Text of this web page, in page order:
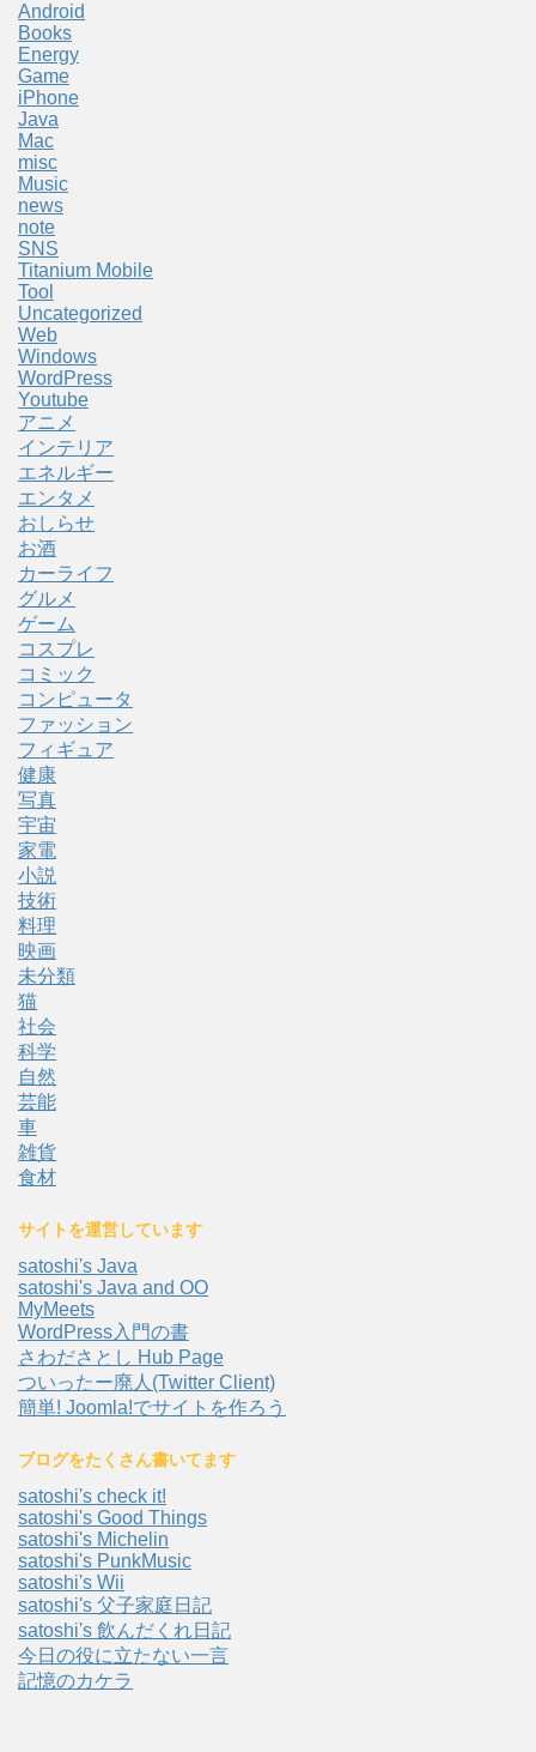
Android
Books
Energy
Game
iPhone
Java
Mac
misc
Music
news
note
SNS
Titanium Mobile
Tool
Uncategorized
Web
Windows
WordPress
Youtube
アニメ
インテリア
エネルギー
エンタメ
おしらせ
お酒
カーライフ
グルメ
ゲーム
コスプレ
コミック
コンピュータ
ファッション
フィギュア
健康
写真
宇宙
家電
小説
技術
料理
映画
未分類
猫
社会
科学
自然
芸能
車
雑貨
食材
サイトを運営しています
satoshi's Java
satoshi's Java and OO
MyMeets
WordPress入門の書
さわださとし Hub Page
ついったー廃人(Twitter Client)
簡単! Joomla!でサイトを作ろう
ブログをたくさん書いてます
satoshi's check it!
satoshi's Good Things
satoshi's Michelin
satoshi's PunkMusic
satoshi's Wii
satoshi's 父子家庭日記
satoshi's 飲んだくれ日記
今日の役に立たない一言
記憶のカケラ